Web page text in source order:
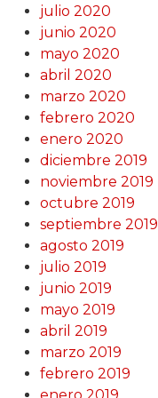
julio 2020
junio 2020
mayo 2020
abril 2020
marzo 2020
febrero 2020
enero 2020
diciembre 2019
noviembre 2019
octubre 2019
septiembre 2019
agosto 2019
julio 2019
junio 2019
mayo 2019
abril 2019
marzo 2019
febrero 2019